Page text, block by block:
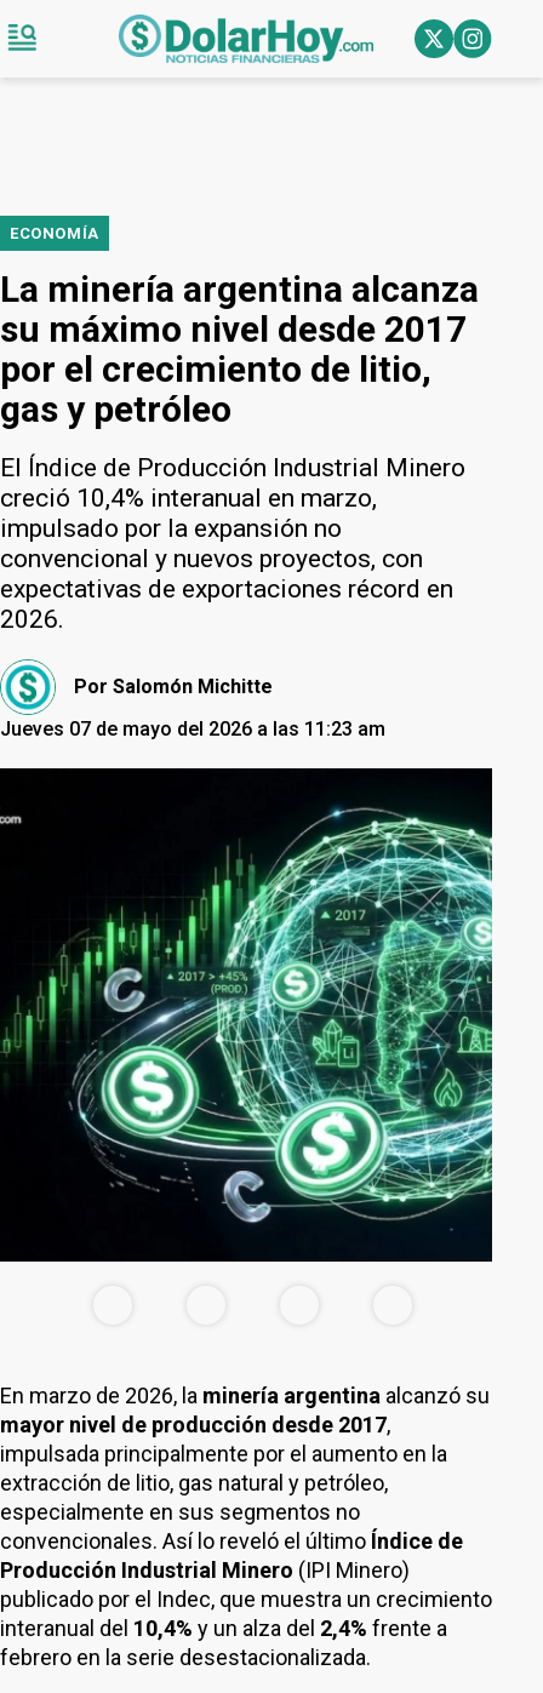
ECONOMÍA
La minería argentina alcanza
su máximo nivel desde 2017
por el crecimiento de litio,
gas y petróleo
El Índice de Producción Industrial Minero
creció 10,4% interanual en marzo,
impulsado por la expansión no
convencional y nuevos proyectos, con
expectativas de exportaciones récord en
2026.
Por Salomón Michitte
Jueves 07 de mayo del 2026 a las 11:23 am
En marzo de 2026, la minería argentina alcanzó su
mayor nivel de producción desde 2017,
impulsada principalmente por el aumento en la
extracción de litio, gas natural y petróleo,
especialmente en sus segmentos no
convencionales. Así lo reveló el último Índice de
Producción Industrial Minero (IPI Minero)
publicado por el Indec, que muestra un crecimiento
interanual del 10,4% y un alza del 2,4% frente a
febrero en la serie desestacionalizada.